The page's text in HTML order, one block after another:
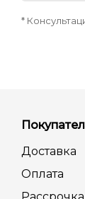
*
Доставка
Оплата